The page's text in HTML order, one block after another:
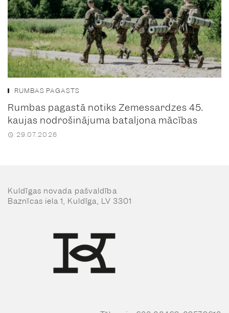
RUMBAS PAGASTS
Rumbas pagastā notiks Zemessardzes 45.
kaujas nodrošinājuma bataljona mācības
29.07.2026
Kuldīgas novada pašvaldība
Baznīcas iela 1, Kuldīga, LV 3301